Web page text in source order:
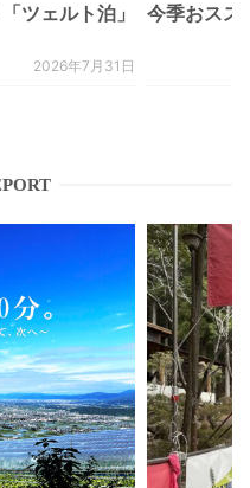
ツェルト泊」
2026年7月31日
今季おスス